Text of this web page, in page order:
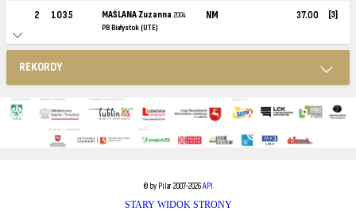
2 1035 MAŚLANA Zuzanna 2004
PB Białystok (UTE)
NM 37.00 [3]
REKORDY
© by Pilar 2007-2026API
STARY WIDOK STRONY